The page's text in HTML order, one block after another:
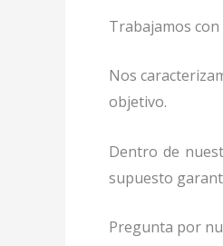
Trabajamos
Nos
objetivo.
Dentro de
supuesto
Pregunta por